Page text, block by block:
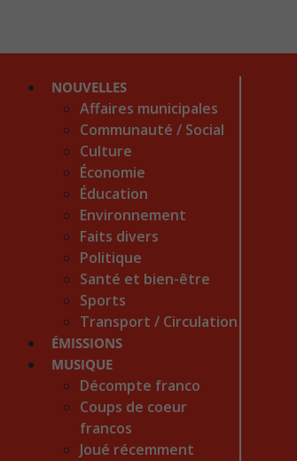
NOUVELLES
Affaires municipales
Communauté / Social
Culture
Économie
Éducation
Environnement
Faits divers
Politique
Santé et bien-être
Sports
Transport / Circulation
ÉMISSIONS
MUSIQUE
Décompte franco
Coups de coeur
francos
Joué récemment